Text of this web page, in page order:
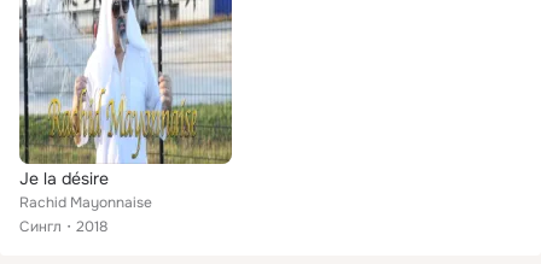
Je la désire
Rachid Mayonnaise
Сингл
2018